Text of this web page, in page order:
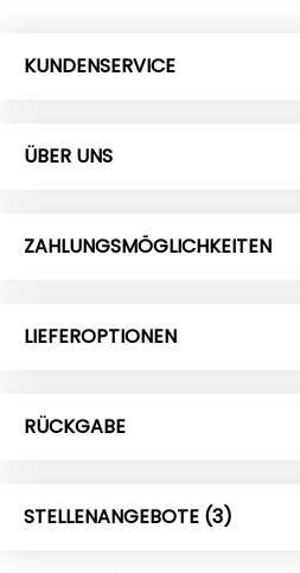
KUNDENSERVICE
ÜBER UNS
ZAHLUNGSMÖGLICHKEITEN
LIEFEROPTIONEN
RÜCKGABE
STELLENANGEBOTE (3)